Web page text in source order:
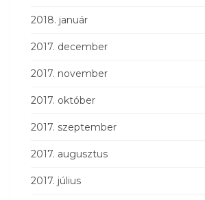
2018. január
2017. december
2017. november
2017. október
2017. szeptember
2017. augusztus
2017. július